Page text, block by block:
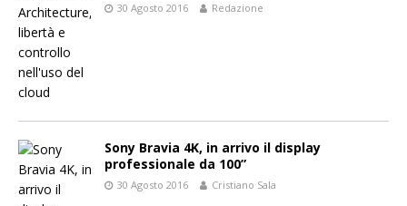
30 Agosto 2016 Redazione
Sony Bravia 4K, in arrivo il display
professionale da 100”
30 Agosto 2016 Cristiano Sala